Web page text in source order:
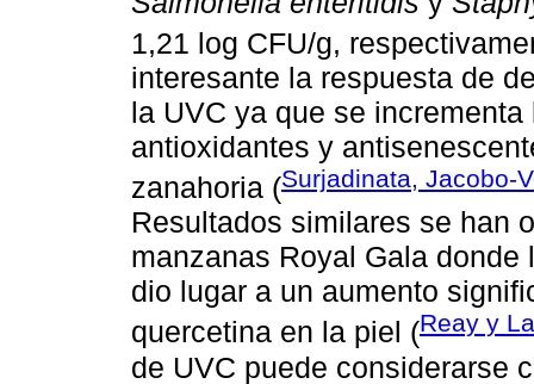
1,21 log CFU/g,
interesante la respuesta de
la UVC ya que se
antioxidantes y
zanahoria (Surjadinata, Jacobo-
Resultados similares se han
manzanas Royal Gala
dio lugar a un aumento
quercetina en la piel (Reay y
de UVC puede considerarse